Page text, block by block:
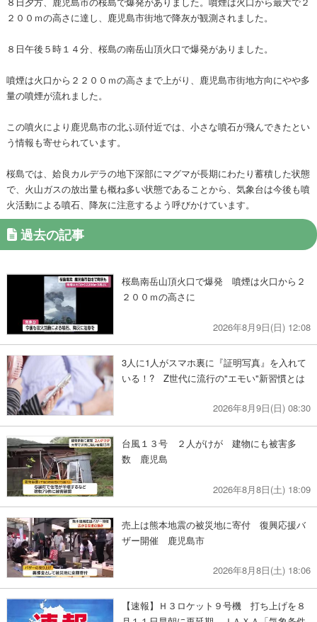
２００ｍの高さに達し、鹿児島市街地で降灰が観測されました。
８日午後５時１４分、桜島の南岳山頂火口で爆発がありました。
噴煙は火口から２２００ｍの高さまで上がり、鹿児島市街地方向にやや多
量の噴煙が流れました。
この噴火により鹿児島市の北ふ頭付近では、小さな噴石が飛んできたとい
う情報も寄せられています。
桜島では、姶良カルデラの地下深部にマグマが長期にわたり蓄積した状態
で、火山ガスの放出量も概ね多い状態であることから、気象台は今後も噴
火活動による噴石、降灰に注意するよう呼びかけています。
過去の記事
桜島南岳山頂火口で爆発 噴煙は火口から２
２００ｍの高さに
2026年8月9日(日) 12:08
3人に1人がスマホ裏に『証明写真』を入れて
いる！? Z世代に流行の"エモい"新習慣とは
2026年8月9日(日) 08:30
台風１３号 ２人がけが 建物にも被害多
数 鹿児島
2026年8月8日(土) 18:09
売上は熊本地震の被災地に寄付 復興応援バ
ザー開催 鹿児島市
2026年8月8日(土) 18:06
【速報】Ｈ３ロケット９号機 打ち上げを８